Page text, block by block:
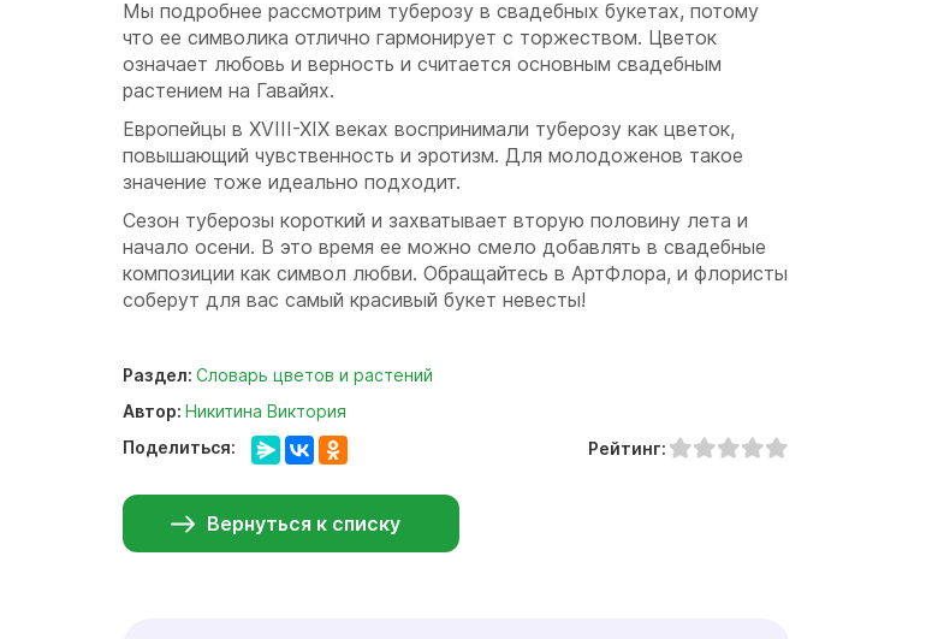
Мы подробнее рассмотрим туберозу в свадебных букетах, потому
что ее символика отлично гармонирует с торжеством. Цветок
означает любовь и верность и считается основным свадебным
растением на Гавайях.
Европейцы в XVIII-XIX веках воспринимали туберозу как цветок,
повышающий чувственность и эротизм. Для молодоженов такое
значение тоже идеально подходит.
Сезон туберозы короткий и захватывает вторую половину лета и
начало осени. В это время ее можно смело добавлять в свадебные
композиции как символ любви. Обращайтесь в АртФлора, и флористы
соберут для вас самый красивый букет невесты!
Раздел: Словарь цветов и растений
Автор: Никитина Виктория
Поделиться:
Рейтинг:
Вернуться к списку